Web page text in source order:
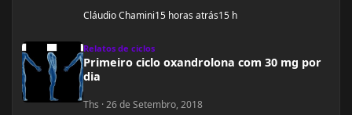
Cláudio Chamini15 horas atrás15 h
Relatos de ciclos
Primeiro ciclo oxandrolona com 30 mg por
dia
Ths ·26 de Setembro, 2018